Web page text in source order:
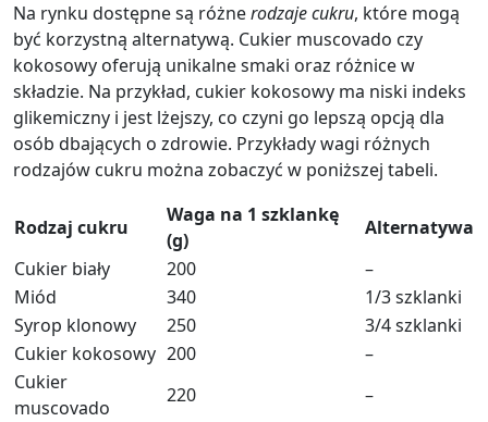
Na rynku dostępne są różnerodzaje cukru, które mogą
być korzystną alternatywą. Cukier muscovado czy
kokosowy oferują unikalne smaki oraz różnice w
składzie. Na przykład, cukier kokosowy ma niski indeks
glikemiczny i jest lżejszy, co czyni go lepszą opcją dla
osób dbających o zdrowie. Przykłady wagi różnych
rodzajów cukru można zobaczyć w poniższej tabeli.
Rodzaj cukru
Waga na 1 szklankę
(g)
Alternatywa
Cukier biały
200
–
Miód
340
1/3 szklanki
Syrop klonowy
250
3/4 szklanki
Cukier kokosowy 200
–
Cukier
muscovado
220 –